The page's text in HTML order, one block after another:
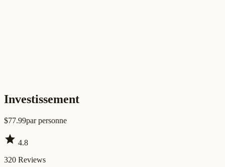
Investissement
$77.99par personne
star 4.8
320 Reviews